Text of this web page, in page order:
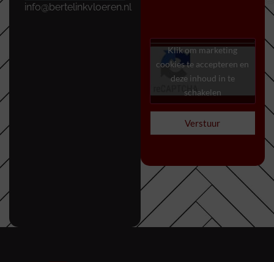
info@bertelinkvloeren.nl
Klik om marketing
cookies te accepteren en
deze inhoud in te
schakelen
Verstuur